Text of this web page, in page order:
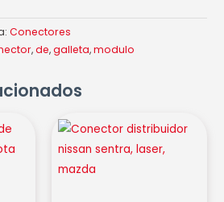
Conectores
,de,galleta,modulo
Conector
distribuidor
nissan